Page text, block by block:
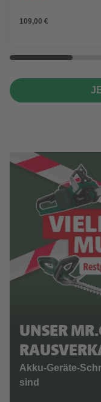
109,00 €
UNSER
Akku-Geräte-
sind